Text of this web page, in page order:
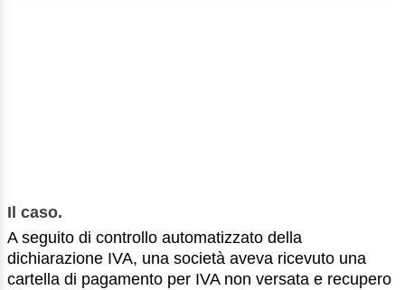
Il caso.
A seguito di controllo automatizzato della
dichiarazione IVA, una società aveva ricevuto una
cartella di pagamento per IVA non versata e recupero